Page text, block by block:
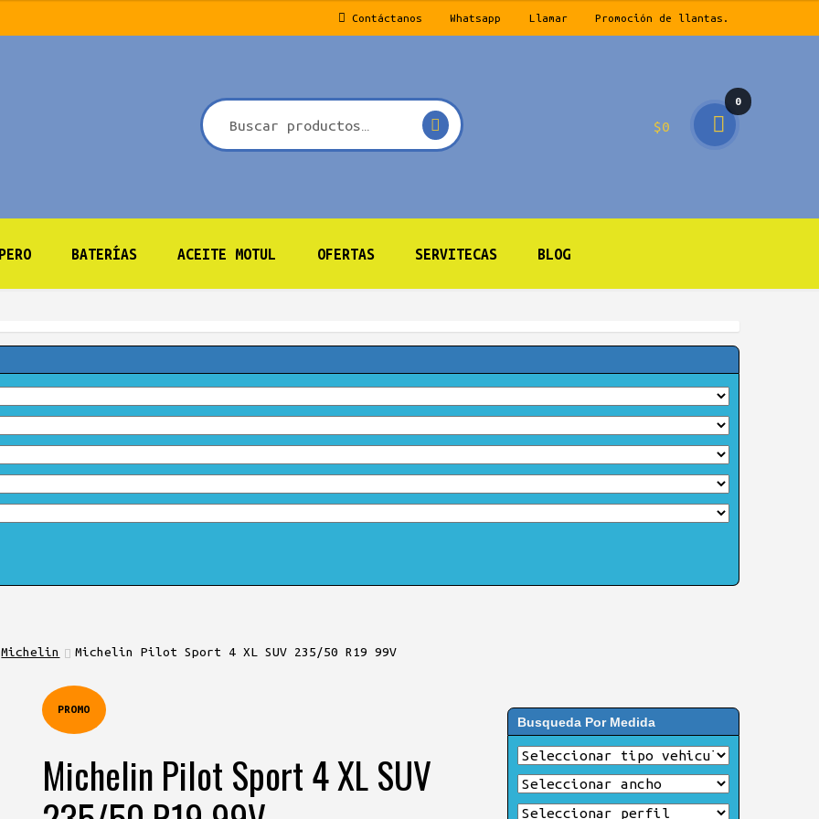
Contáctanos Whatsapp Llamar Promoción de llantas.
$0
0
prod
BATERÍAS ACEITE MOTUL OFERTAS SERVITECAS BLOG
Michelin Michelin Pilot Sport 4 XL SUV 235/50 R19 99V
PROMO
Michelin Pilot Sport 4 XL SUV
Busqueda Por Medida